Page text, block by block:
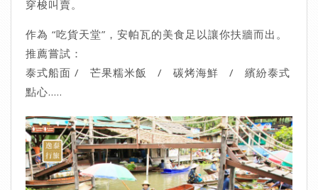
穿梭叫賣。
作為 “吃貨天堂”，安帕瓦的美食足以讓你扶牆而出。
推薦嘗試：​
泰式船面 / 芒果糯米飯 / 碳烤海鮮 / 繽紛泰式
點心.....